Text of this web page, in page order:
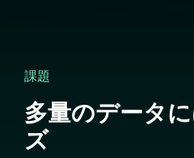
課題
多量のデータ
ズ